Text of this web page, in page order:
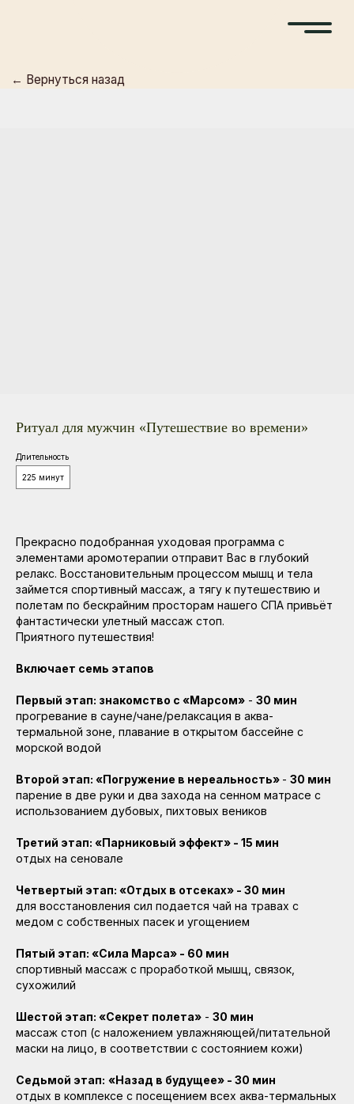
Ритуал для мужчин «Путешествие во времени»
Длительность
225 минут
Прекрасно подобранная уходовая программа с
элементами аромотерапии отправит Вас в глубокий
релакс. Восстановительным процессом мышц и тела
займется спортивный массаж, а тягу к путешествию и
полетам по бескрайним просторам нашего СПА привьёт
фантастически улетный массаж стоп.
Приятного путешествия!
Включает семь этапов
Первый этап: знакомство с «Марсом» - 30 мин
прогревание в сауне/чане/релаксация в аква-
термальной зоне, плавание в открытом бассейне с
морской водой
Второй этап: «Погружение в нереальность» - 30 мин
парение в две руки и два захода на сенном матрасе с
использованием дубовых, пихтовых веников
Третий этап: «Парниковый эффект» - 15 мин
отдых на сеновале
Четвертый этап: «Отдых в отсеках» - 30 мин
для восстановления сил подается чай на травах с
медом с собственных пасек и угощением
Пятый этап: «Сила Марса» - 60 мин
спортивный массаж с проработкой мышц, связок,
сухожилий
Шестой этап: «Секрет полета» - 30 мин
массаж стоп (с наложением увлажняющей/питательной
маски на лицо, в соответствии с состоянием кожи)
Седьмой этап: «Назад в будущее» - 30 мин
отдых в комплексе с посещением всех аква-термальных
Ежедневно 10:00 – 22:00
Окунёвый проезд д.4
+7 925 900 30 30